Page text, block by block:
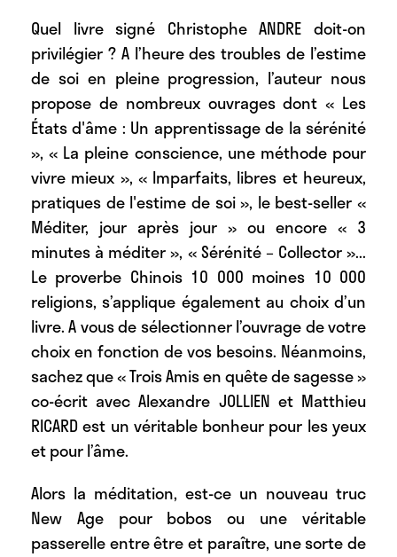
Quel livre signé Christophe ANDRE doit-on
privilégier ? A l’heure des troubles de l’estime
de soi en pleine progression, l’auteur nous
propose de nombreux ouvrages dont « Les
États d'âme : Un apprentissage de la sérénité
», « La pleine conscience, une méthode pour
vivre mieux », « Imparfaits, libres et heureux,
pratiques de l'estime de soi », le best-seller «
Méditer, jour après jour » ou encore « 3
minutes à méditer », « Sérénité – Collector »...
Le proverbe Chinois 10 000 moines 10 000
religions, s’applique également au choix d’un
livre. A vous de sélectionner l’ouvrage de votre
choix en fonction de vos besoins. Néanmoins,
sachez que « Trois Amis en quête de sagesse »
co-écrit avec Alexandre JOLLIEN et Matthieu
RICARD est un véritable bonheur pour les yeux
et pour l’âme.
Alors la méditation, est-ce un nouveau truc
New Age pour bobos ou une véritable
passerelle entre être et paraître, une sorte de